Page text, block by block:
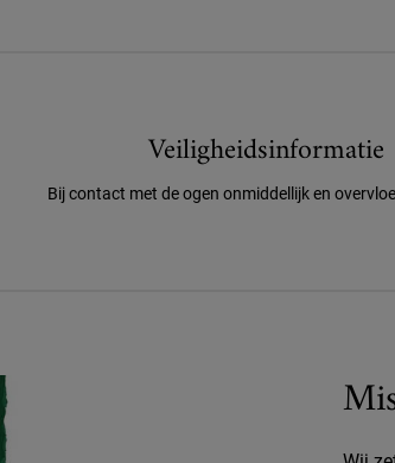
Veiligheidsinformatie
Bij contact met de ogen onmiddellijk en